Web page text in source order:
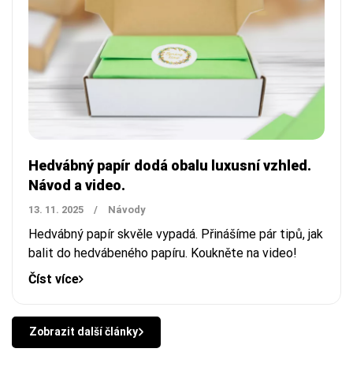
Hedvábný papír dodá obalu luxusní vzhled.
Návod a video.
13. 11. 2025 / Návody
Hedvábný papír skvěle vypadá. Přinášíme pár tipů, jak
balit do hedvábeného papíru. Koukněte na video!
Číst více
Zobrazit další články